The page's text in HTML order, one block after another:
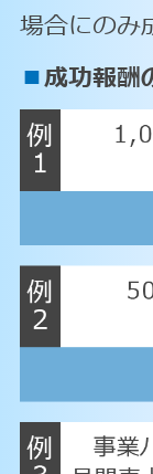
場合にのみ
■成功報酬